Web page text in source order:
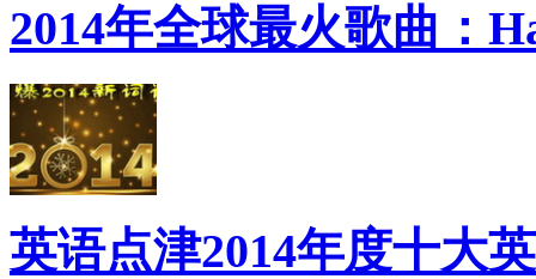
2014年全球最火歌曲：
英语点津2014年度十大